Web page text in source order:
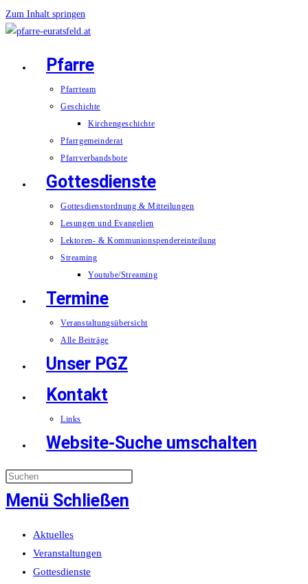
Zum Inhalt springen
Pfarre
Pfarrteam
Geschichte
Kirchengeschichte
Pfarrgemeinderat
Pfarrverbandsbote
Gottesdienste
Gottesdienstordnung & Mitteilungen
Lesungen und Evangelien
Lektoren- & Kommunionspendereinteilung
Streaming
Youtube/Streaming
Termine
Veranstaltungsübersicht
Alle Beiträge
Unser PGZ
Kontakt
Links
Website-Suche umschalten
Menü Schließen
Aktuelles
Veranstaltungen
Gottesdienste